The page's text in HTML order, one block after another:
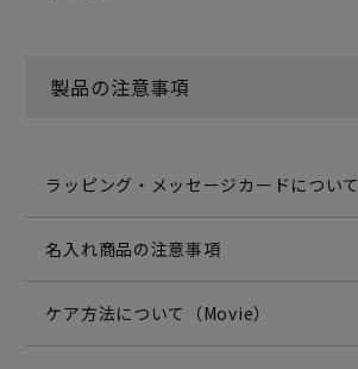
製品の注意事項
ラッピング・メッセージカードについて
名入れ商品の注意事項
ケア方法について（Movie）